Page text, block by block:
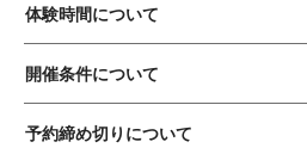
体験時間について
開催条件について
予約締め切りについて